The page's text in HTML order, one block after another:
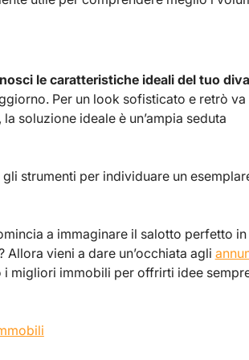
le caratteristiche ideali del tuo
Per un look sofisticato e retrò va
soluzione ideale è un’ampia seduta
strumenti per individuare un
a immaginare il salotto perfetto in
vieni a dare un’occhiata agli
migliori immobili per offrirti idee